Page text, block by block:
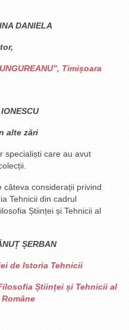
DANIELA
Timișoara
alte zări
specialiști care au avut
câteva considerații privind
Tehnicii din cadrul
Științei și Tehnicii al
ȘERBAN
de Istoria Tehnicii
Științei și Tehnicii al